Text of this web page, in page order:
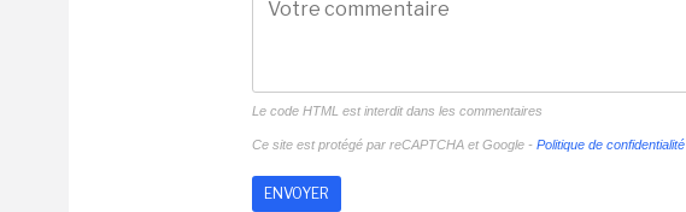
Le code HTML est interdit dans les commentaires
Ce site est protégé par reCAPTCHA et Google - Politique de confidentialité